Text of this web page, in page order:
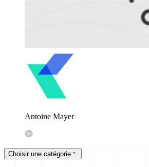
Antoine Mayer
Choisir une catégorie